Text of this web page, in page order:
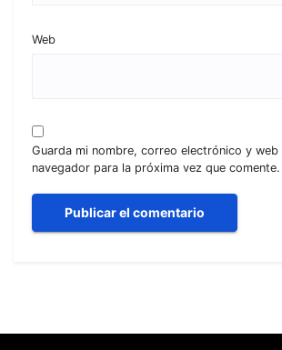
Web
Guarda mi nombre, correo electrónico y web
navegador para la próxima vez que comente.